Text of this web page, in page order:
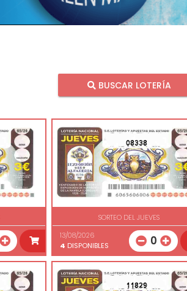
BUSCAR LOTERÍA
08338
SORTEO DEL JUEVES
13/08/2026
4 DISPONIBLES 0
11829